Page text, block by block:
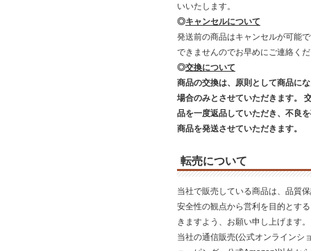
いいたします。
◎キャンセルについて
発送前の商品はキャンセルが可能
できませんのでお早めにご連絡く
◎交換について
商品の交換は、原則として商品に
場合のみとさせていただきます。
品を一度返品していただき、不良
商品を発送させていただきます。
転売について
当社で販売している商品は、品質
安全性の観点から営利を目的とす
きますよう、お願い申し上げます。
当社の通信販売(公式オンラインシ